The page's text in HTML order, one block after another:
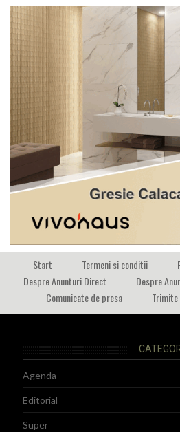
Start Termeni si conditii
Despre Anunturi Direct
Despre
Comunicate de presa
Agenda
Editorial
Super